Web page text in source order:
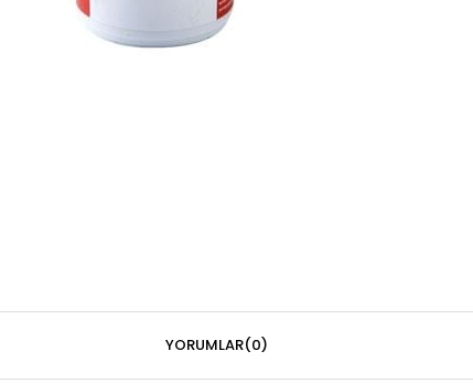
YORUMLAR(0)